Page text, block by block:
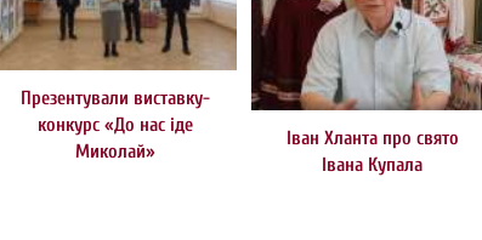
Презентували виставку-
конкурс «До нас іде
Миколай»
Іван Хланта про свято
Івана Купала